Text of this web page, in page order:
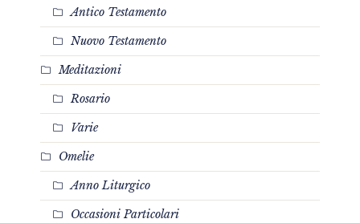
Antico Testamento
Nuovo Testamento
Meditazioni
Rosario
Varie
Omelie
Anno Liturgico
Occasioni Particolari